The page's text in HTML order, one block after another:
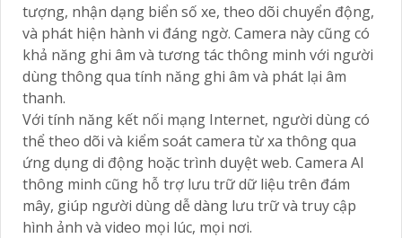
tượng, nhận dạng biển số xe, theo dõi chuyển động,
và phát hiện hành vi đáng ngờ. Camera này cũng có
khả năng ghi âm và tương tác thông minh với người
dùng thông qua tính năng ghi âm và phát lại âm
thanh.
Với tính năng kết nối mạng Internet, người dùng có
thể theo dõi và kiểm soát camera từ xa thông qua
ứng dụng di động hoặc trình duyệt web. Camera AI
thông minh cũng hỗ trợ lưu trữ dữ liệu trên đám
mây, giúp người dùng dễ dàng lưu trữ và truy cập
hình ảnh và video mọi lúc, mọi nơi.